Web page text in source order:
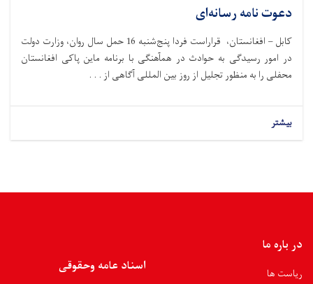
دعوت نامه رسانه‌ای
کابل – افغانستان، قراراست فردا پنج‌شنبه 16 حمل سال روان، وزارت دولت
در امور رسیدگی به حوادث در همآهنگی با برنامه ماین پاکی افغانستان
محفلی را به منظور تجلیل از روز بین المللی آگاهی از . . .
بیشتر
در باره ما
ریاست ها
اسناد عامه وحقوقی